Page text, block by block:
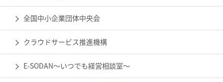
全国中小企業団体中央会
クラウドサービス推進機構
E-SODAN～いつでも経営相談室～